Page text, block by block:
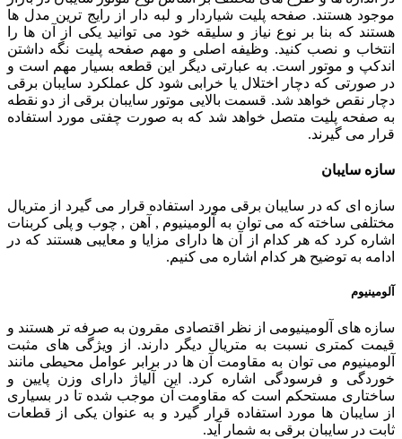
موجود هستند. صفحه پلیت شیاردار و لبه دار از رایج ترین مدل ها
هستند که بنا بر نوع نیاز و سلیقه خود می توانید یکی از آن ها را
انتخاب و نصب کنید. وظیفه اصلی و مهم صفحه پلیت نگه داشتن
اندکپ و موتور است. به عبارتی دیگر این قطعه بسیار مهم است و
در صورتی که دچار اختلال یا خرابی شود کل عملکرد سایبان برقی
دچار نقص خواهد شد. قسمت بالایی موتور سایبان برقی از دو نقطه
به صفحه پلیت متصل خواهد شد که به صورت چفتی مورد استفاده
قرار می گیرند.
سازه سایبان
سازه ای که در سایبان برقی مورد استفاده قرار می گیرد از متریال
مختلفی ساخته که می توان به آلومینیوم , آهن , چوب و پلی کربنات
اشاره کرد که هر کدام از آن ها دارای مزایا و معایبی هستند که در
ادامه به توضیح هر کدام اشاره می کنیم.
آلومینیوم
سازه های آلومینیومی از نظر اقتصادی مقرون به صرفه تر هستند و
قیمت کمتری نسبت به متریال دیگر دارند. از ویژگی های مثبت
آلومینیوم می توان به مقاومت آن ها در برابر عوامل محیطی مانند
خوردگی و فرسودگی اشاره کرد. این آلیاژ دارای وزن پایین و
ساختاری مستحکم است که مقاومت آن موجب شده تا در بسیاری
از سایبان ها مورد استفاده قرار گیرد و به عنوان یکی از قطعات
ثابت در سایبان برقی به شمار آید.